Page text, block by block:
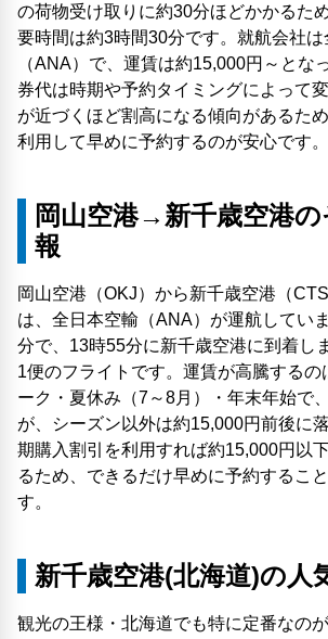
の荷物受け取りに約30分ほどかかるた
要時間は約3時間30分です。就航会社は
（ANA）で、運賃は約15,000円～とな
券代は時期や予約タイミングによって
が近づくほど割高になる傾向があるた
利用して早めに予約するのが安心です。
岡山空港→新千歳空港
報
岡山空港（OKJ）から新千歳空港（
は、全日本空輸（ANA）が運航してい
分で、13時55分に新千歳空港に到着し
1便のフライトです。運賃が高騰するの
ーク・夏休み（7～8月）・年末年始で
が、シーズン以外は約15,000円前後に
期購入割引を利用すれば約15,000円以
るため、できるだけ早めに予約するこ
す。
新千歳空港(北海道)の人
観光の王様・北海道でも特に定番なの